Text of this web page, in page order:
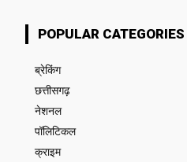
POPULAR CATEGORIES
ब्रेकिंग
छत्तीसगढ़
नेशनल
पॉलिटिकल
क्राइम